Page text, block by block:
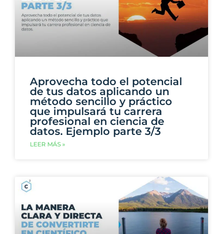
Aprovecha todo el potencial
de tus datos aplicando un
método sencillo y práctico
que impulsará tu carrera
profesional en ciencia de
datos. Ejemplo parte 3/3
LEER MÁS »